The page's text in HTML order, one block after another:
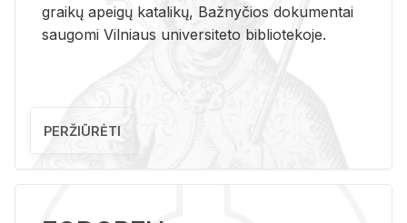
graikų apeigų katalikų, Bažnyčios dokumentai
saugomi Vilniaus universiteto bibliotekoje.
PERŽIŪRĖTI